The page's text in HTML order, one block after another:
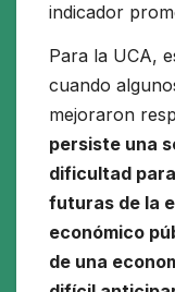
indicador
Para la UCA,
cuando
mejoraron
persiste una
dificultad
futuras de la
económico
de una